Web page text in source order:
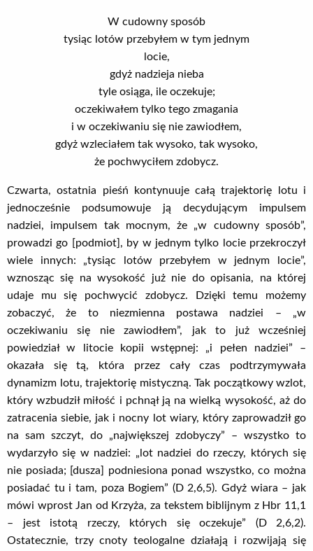
W cudowny sposób
tysiąc lotów przebyłem w tym jednym
locie,
gdyż nadzieja nieba
tyle osiąga, ile oczekuje;
oczekiwałem tylko tego zmagania
i w oczekiwaniu się nie zawiodłem,
gdyż wzleciałem tak wysoko, tak wysoko,
że pochwyciłem zdobycz.
Czwarta, ostatnia pieśń kontynuuje całą trajektorię lotu i
jednocześnie podsumowuje ją decydującym impulsem
nadziei, impulsem tak mocnym, że „w cudowny sposób”,
prowadzi go [podmiot], by w jednym tylko locie przekroczył
wiele innych: „tysiąc lotów przebyłem w jednym locie”,
wznosząc się na wysokość już nie do opisania, na której
udaje mu się pochwycić zdobycz. Dzięki temu możemy
zobaczyć, że to niezmienna postawa nadziei – „w
oczekiwaniu się nie zawiodłem”, jak to już wcześniej
powiedział w litocie kopii wstępnej: „i pełen nadziei” –
okazała się tą, która przez cały czas podtrzymywała
dynamizm lotu, trajektorię mistyczną. Tak początkowy wzlot,
który wzbudził miłość i pchnął ją na wielką wysokość, aż do
zatracenia siebie, jak i nocny lot wiary, który zaprowadził go
na sam szczyt, do „największej zdobyczy” – wszystko to
wydarzyło się w nadziei: „lot nadziei do rzeczy, których się
nie posiada; [dusza] podniesiona ponad wszystko, co można
posiadać tu i tam, poza Bogiem” (D 2,6,5). Gdyż wiara – jak
mówi wprost Jan od Krzyża, za tekstem biblijnym z Hbr 11,1
– jest istotą rzeczy, których się oczekuje” (D 2,6,2).
Ostatecznie, trzy cnoty teologalne działają i rozwijają się